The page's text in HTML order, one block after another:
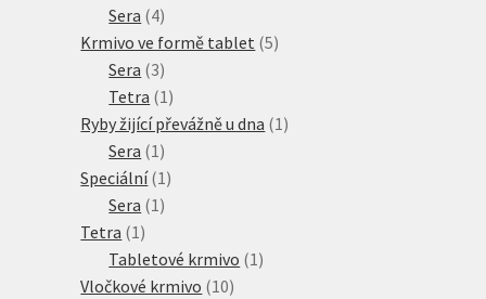
produkt
Sera 44
produkty
Krmivo ve formě tablet 55
Sera 33
produkty
Tetra 1 1
produkt
Ryby žijící převážně u dna 1 1
Sera 1 1
produkt
Speciální 1 1
Sera 1 1
Tetra 1 1
produkt
Tabletové krmivo 1 1
Vločkové krmivo 1010